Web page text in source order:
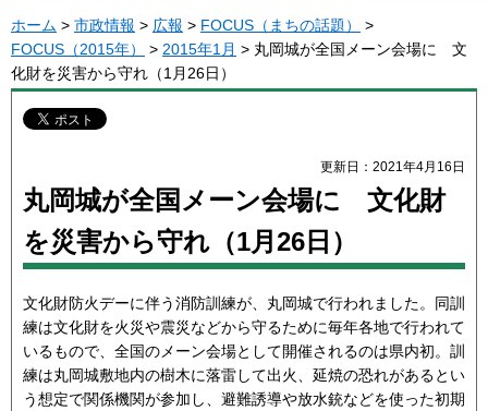
ホーム > 市政情報 > 広報 > FOCUS（まちの話題）
>
FOCUS（2015年）
> 2015年1月 > 丸岡城が全国メーン会場に 文
化財を災害から守れ（1月26日）
更新日：2021年4月16日
丸岡城が全国メーン会場に 文化財
を災害から守れ（1月26日）
文化財防火デーに伴う消防訓練が、丸岡城で行われました。同訓
練は文化財を火災や震災などから守るために毎年各地で行われて
いるもので、全国のメーン会場として開催されるのは県内初。訓
練は丸岡城敷地内の樹木に落雷して出火、延焼の恐れがあるとい
う想定で関係機関が参加し、避難誘導や放水銃などを使った初期